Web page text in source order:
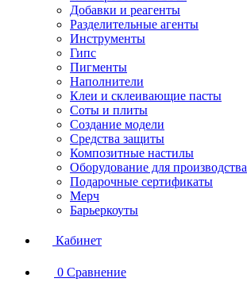
Добавки и реагенты
Разделительные агенты
Инструменты
Гипс
Пигменты
Наполнители
Клеи и склеивающие пасты
Соты и плиты
Создание модели
Средства защиты
Композитные настилы
Оборудование для производства
Подарочные сертификаты
Мерч
Барьеркоуты
Кабинет
0 Сравнение